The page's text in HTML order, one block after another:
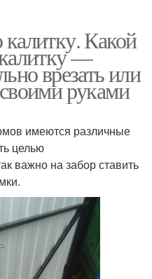
Какой
—
врезать или
руками
имеются различные
целью
важно на забор ставить